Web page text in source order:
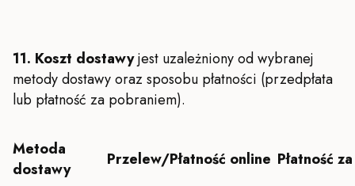
11. Koszt dostawyjest uzależniony od wybranej
metody dostawy oraz sposobu płatności (przedpłata
lub płatność za pobraniem).
Metoda
dostawy
Przelew/Płatność online Płatność